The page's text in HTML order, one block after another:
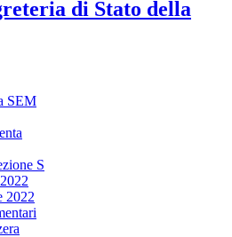
di Stato della
SEM
S
2022